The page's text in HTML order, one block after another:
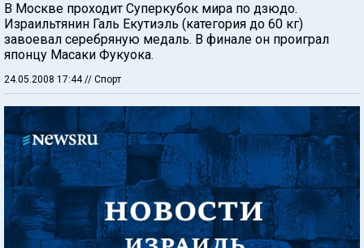
В Москве проходит Суперкубок мира по дзюдо.
Израильтянин Галь Екутиэль (категория до 60 кг)
завоевал серебряную медаль. В финале он проиграл
японцу Масаки Фукуока.
24.05.2008 17:44// Спорт